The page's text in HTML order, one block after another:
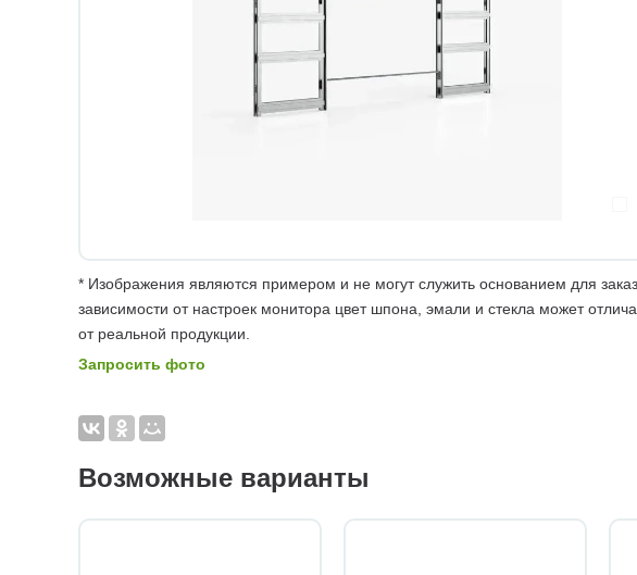
* Изображения являются примером и не могут служить основанием для
зависимости от настроек монитора цвет шпона, эмали и стекла может
от реальной продукции.
Запросить фото
Возможные варианты